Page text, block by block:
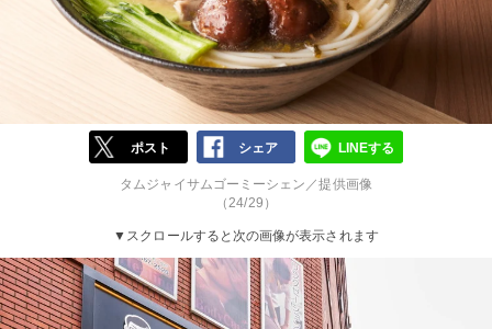
ポスト シェア LINEする
タムジャイサムゴーミーシェン／提供画像
（24/29）
▼スクロールすると次の画像が表示されます